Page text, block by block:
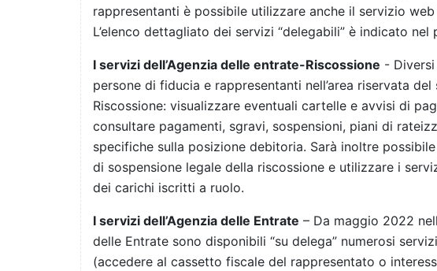
rappresentanti è possibile utilizzare anche il servizio web
L’elenco dettagliato dei servizi “delegabili” è indicato nel
I servizi dell’Agenzia delle entrate-Riscossione -
persone di fiducia e rappresentanti nell’area riservata
Riscossione: visualizzare eventuali cartelle e avvisi di
consultare pagamenti, sgravi, sospensioni, piani di
specifiche sulla posizione debitoria. Sarà inoltre
di sospensione legale della riscossione e utilizzare i
dei carichi iscritti a ruolo.
I servizi dell’Agenzia delle Entrate – Da maggio 2022
delle Entrate sono disponibili “su delega” numerosi
(accedere al cassetto fiscale del rappresentato o